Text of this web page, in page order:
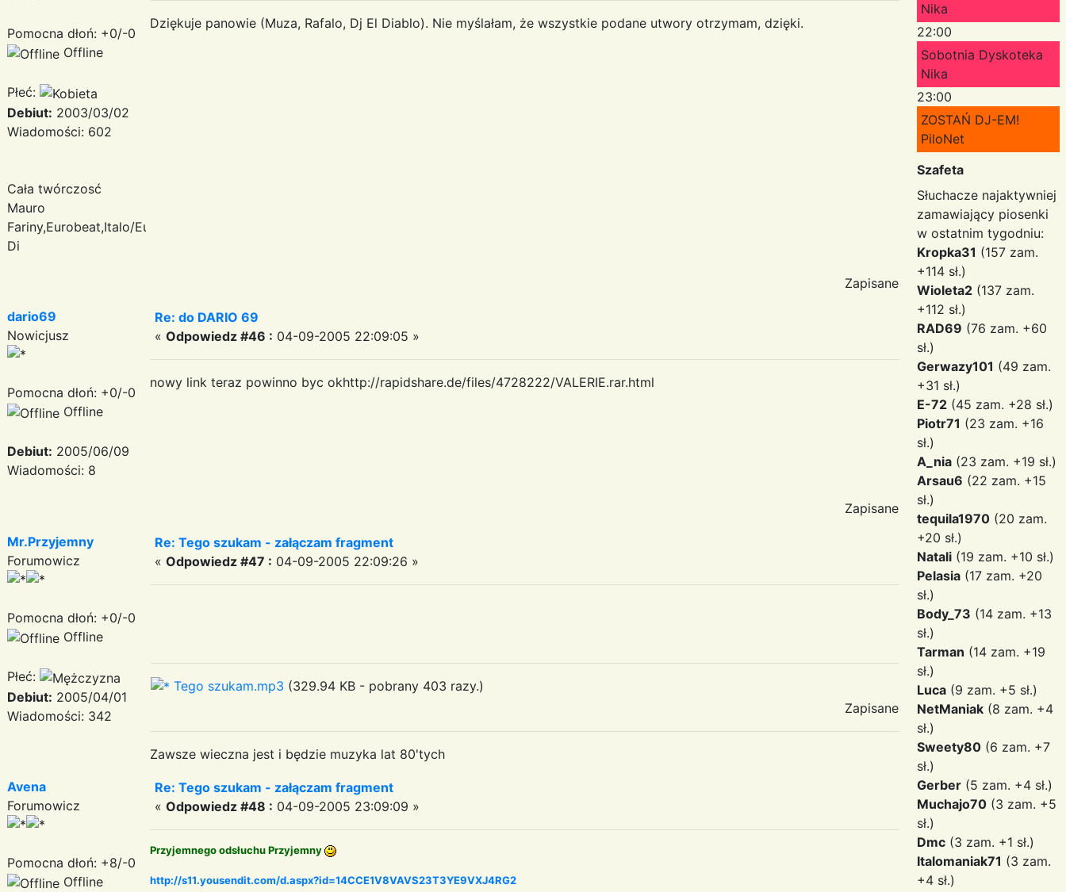
Pomocna dłoń: +0/-0
Offline
Płeć:
Debiut: 2003/03/02
Wiadomości: 602
Cała twórczosć
Mauro
Fariny,Eurobeat,Italo/Euro
Di
Dziękuje panowie (Muza, Rafalo, Dj El Diablo). Nie myślałam, że wszystkie podane utwory otrzymam, dzięki.
Zapisane
dario69
Nowicjusz
Pomocna dłoń: +0/-0
Offline
Debiut: 2005/06/09
Wiadomości: 8
Re: do DARIO 69
« Odpowiedz #46 : 04-09-2005 22:09:05 »
nowy link teraz powinno byc okhttp://rapidshare.de/files/4728222/VALERIE.rar.html
Zapisane
Mr.Przyjemny
Forumowicz
Pomocna dłoń: +0/-0
Offline
Płeć:
Debiut: 2005/04/01
Wiadomości: 342
Re: Tego szukam - załączam fragment
« Odpowiedz #47 : 04-09-2005 22:09:26 »
Tego szukam.mp3 (329.94 KB - pobrany 403 razy.)
Zapisane
Zawsze wieczna jest i będzie muzyka lat 80'tych
Avena
Forumowicz
Pomocna dłoń: +8/-0
Offline
Re: Tego szukam - załączam fragment
« Odpowiedz #48 : 04-09-2005 23:09:09 »
Przyjemnego odsłuchu Przyjemny
http://s11.yousendit.com/d.aspx?id=14CCE1V8VAVS23T3YE9VXJ4RG2
Nika
22:00
Sobotnia Dyskoteka
Nika
23:00
ZOSTAŃ DJ-EM!
PiloNet
Szafeta
Słuchacze najaktywniej
zamawiający piosenki
w ostatnim tygodniu:
Kropka31 (157 zam.
+114 sł.)
Wioleta2 (137 zam.
+112 sł.)
RAD69 (76 zam. +60
sł.)
Gerwazy101 (49 zam.
+31 sł.)
E-72 (45 zam. +28 sł.)
Piotr71 (23 zam. +16
sł.)
A_nia (23 zam. +19 sł.)
Arsau6 (22 zam. +15
sł.)
tequila1970 (20 zam.
+20 sł.)
Natali (19 zam. +10 sł.)
Pelasia (17 zam. +20
sł.)
Body_73 (14 zam. +13
sł.)
Tarman (14 zam. +19
sł.)
Luca (9 zam. +5 sł.)
NetManiak (8 zam. +4
sł.)
Sweety80 (6 zam. +7
sł.)
Gerber (5 zam. +4 sł.)
Muchajo70 (3 zam. +5
sł.)
Dmc (3 zam. +1 sł.)
Italomaniak71 (3 zam.
+4 sł.)